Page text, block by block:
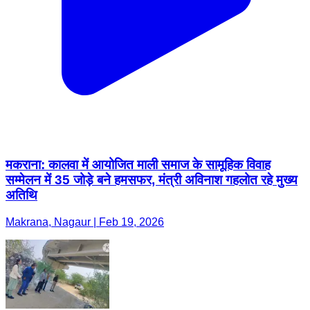
मकराना: कालवा में आयोजित माली समाज के सामूहिक विवाह
सम्मेलन में 35 जोड़े बने हमसफर, मंत्री अविनाश गहलोत रहे मुख्य
अतिथि
Makrana, Nagaur | Feb 19, 2026